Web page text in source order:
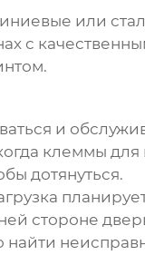
или
с
и
клеммы
дотянуться.
стороне